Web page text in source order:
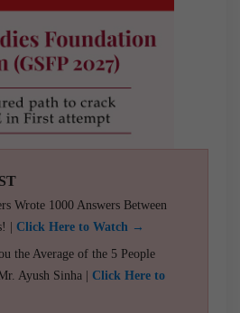
Wrote 1000 Answers Between
| Click Here to Watch →
the Average of the 5 People
Ayush Sinha | Click Here to